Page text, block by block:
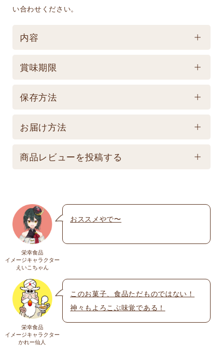
い合わせください。
内容
ケース／入数
賞味期限
賞味期限
お届け商品とは異なります。】
保存方法
保存方法
保存は避けてください。
お届け方法
配送方法
発送となります。 ☆画像はイメージとなり変更にな
る為現物を優先してください。 ※人気商品の為、急
遽完売になります。ご容赦下さい。
送料
送料についての詳細はこちら
商品レビューを投稿する
名前 ※
メール※
上に表示された文字を入力してください。
栄幸食品
イメージキャラクター
えいこちゃん
おススメやで〜
栄幸食品
イメージキャラクター
かれー仙人
このお菓子、食品ただものではない！
神々もよろこぶ味覚である！